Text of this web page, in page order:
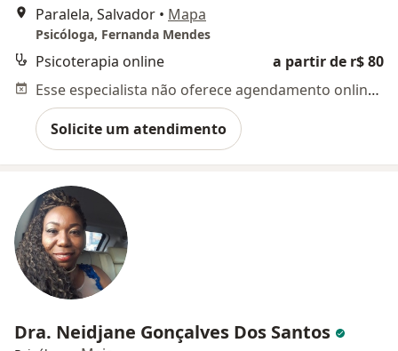
Paralela, Salvador • Mapa
Psicóloga, Fernanda Mendes
Psicoterapia online
a partir de r$ 80
Esse especialista não oferece agendamento online para esse endereço.
Solicite um atendimento
Dra. Neidjane Gonçalves Dos Santos